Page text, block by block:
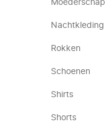
Moederschap
Nachtkleding
Rokken
Schoenen
Shirts
Shorts